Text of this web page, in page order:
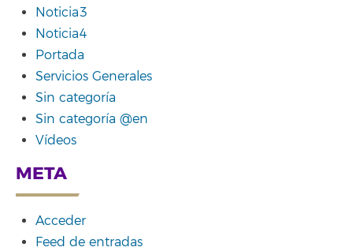
Noticia3
Noticia4
Portada
Servicios Generales
Sin categoría
Sin categoría @en
Vídeos
META
Acceder
Feed de entradas